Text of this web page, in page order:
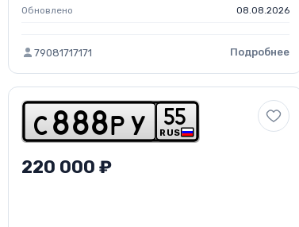
Обновлено 08.08.2026
79081717171 Подробнее
c 8 88 p y RUS
55
220 000 ₽